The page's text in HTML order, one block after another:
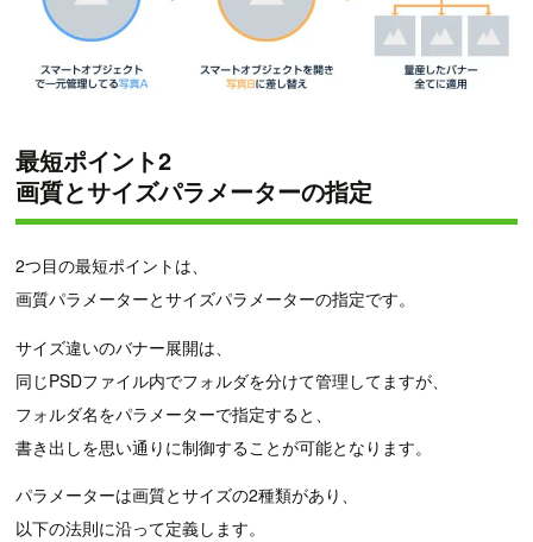
最短ポイント2
画質とサイズパラメーターの指定
2つ目の最短ポイントは、
画質パラメーターとサイズパラメーターの指定です。
サイズ違いのバナー展開は、
同じPSDファイル内でフォルダを分けて管理してますが、
フォルダ名をパラメーターで指定すると、
書き出しを思い通りに制御することが可能となります。
パラメーターは画質とサイズの2種類があり、
以下の法則に沿って定義します。